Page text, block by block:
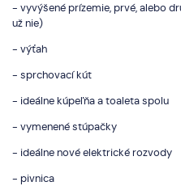
- vyvýšené prízemie, prvé, alebo
už nie)
- výťah
- sprchovací kút
- ideálne kúpeľňa a toaleta spolu
- vymenené stúpačky
- ideálne nové elektrické rozvody
- pivnica